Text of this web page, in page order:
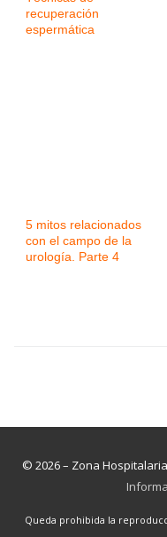
recuperación
espermática
5 mitos relacionados
con el campo de la
urología. Parte 4
© 2026 – Zona
Queda prohibida la